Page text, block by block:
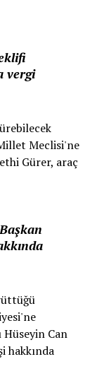
vergi
Meclisi'ne
Gürer, araç
Hüseyin Can
hakkında